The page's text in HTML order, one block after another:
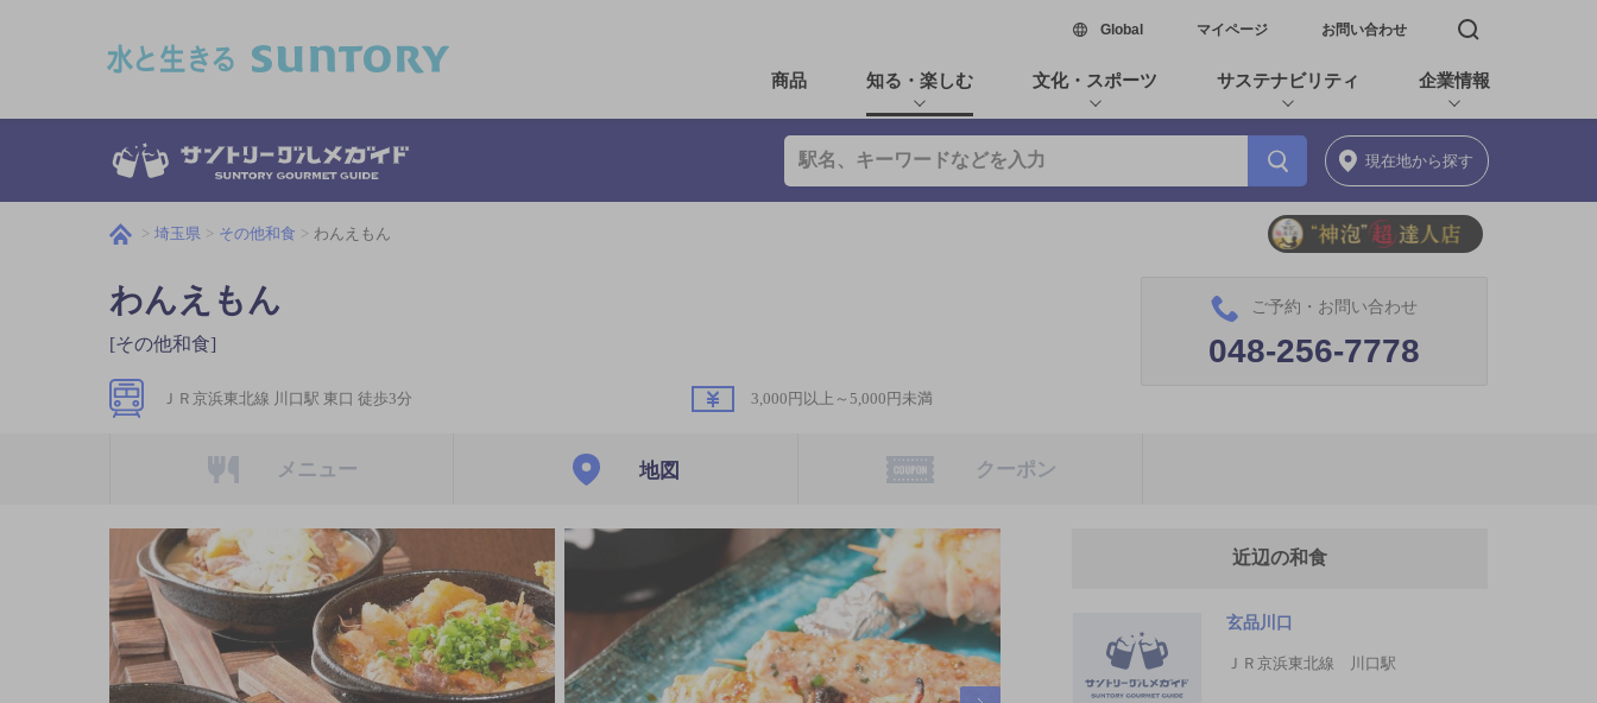
Global新しいウィンドウで開く
マイページ お問い合わせ 検索窓を開く
商品 知る・楽しむ 文化・スポーツ サステナビリティ 企業情報
現在地から探す
埼玉県 その他和食 わんえもん
わんえもん
[その他和食]
ＪＲ京浜東北線 川口駅 東口 徒歩3分 3,000円以上～5,000円未満
ご予約・お問い合わせ
048-256-7778
メニュー 地図 クーポン
近辺の和食
玄品川口
ＪＲ京浜東北線 川口駅